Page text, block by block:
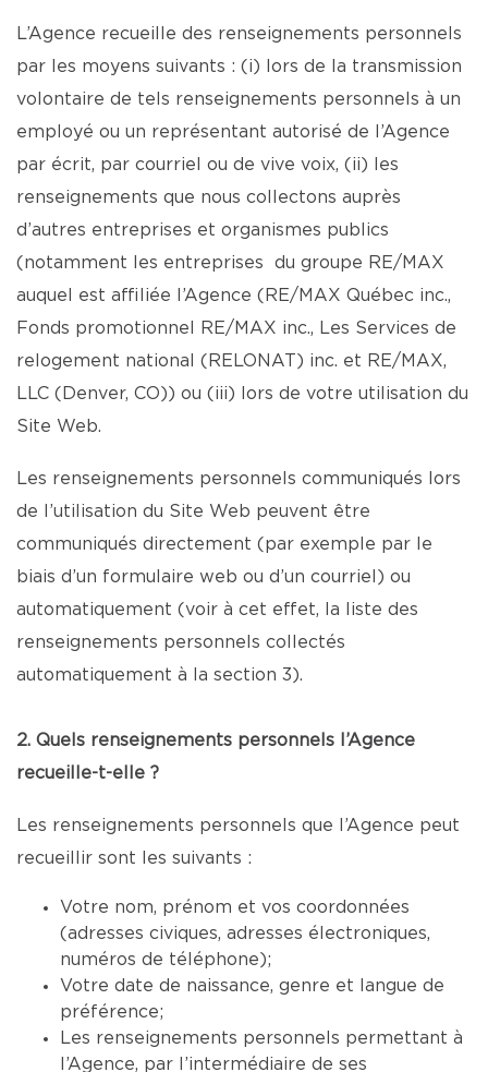
L’Agence recueille des renseignements personnels
par les moyens suivants : (i) lors de la transmission
volontaire de tels renseignements personnels à un
employé ou un représentant autorisé de l’Agence
par écrit, par courriel ou de vive voix, (ii) les
renseignements que nous collectons auprès
d’autres entreprises et organismes publics
(notamment les entreprises du groupe RE/MAX
auquel est affiliée l’Agence (RE/MAX Québec inc.,
Fonds promotionnel RE/MAX inc., Les Services de
relogement national (RELONAT) inc. et RE/MAX,
LLC (Denver, CO)) ou (iii) lors de votre utilisation du
Site Web.
Les renseignements personnels communiqués lors
de l’utilisation du Site Web peuvent être
communiqués directement (par exemple par le
biais d’un formulaire web ou d’un courriel) ou
automatiquement (voir à cet effet, la liste des
renseignements personnels collectés
automatiquement à la section 3).
2. Quels renseignements personnels l’Agence
recueille-t-elle ?
Les renseignements personnels que l’Agence peut
recueillir sont les suivants :
Votre nom, prénom et vos coordonnées
(adresses civiques, adresses électroniques,
numéros de téléphone);
Votre date de naissance, genre et langue de
préférence;
Les renseignements personnels permettant à
l’Agence, par l’intermédiaire de ses